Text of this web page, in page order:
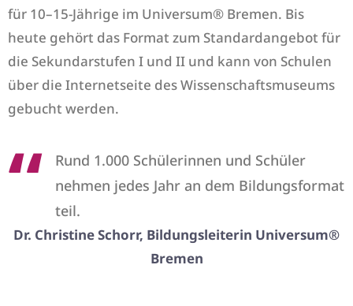
für 10–15-Jährige im Universum® Bremen. Bis
heute gehört das Format zum Standardangebot für
die Sekundarstufen I und II und kann von Schulen
über die Internetseite des Wissenschaftsmuseums
gebucht werden.
Rund 1.000 Schülerinnen und Schüler
nehmen jedes Jahr an dem Bildungsformat
teil.
Dr. Christine Schorr, Bildungsleiterin Universum®
Bremen